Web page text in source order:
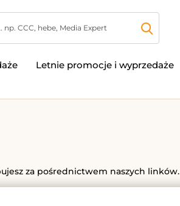
Letnie promocje i wyprzedaże
za pośrednictwem naszych linków.